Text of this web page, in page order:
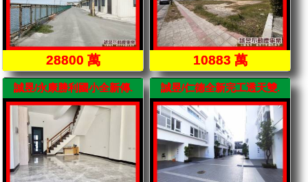
28800 萬 10883 萬
誠昱/永康勝利國小全新傳. 誠昱/仁德全新完工透天雙.